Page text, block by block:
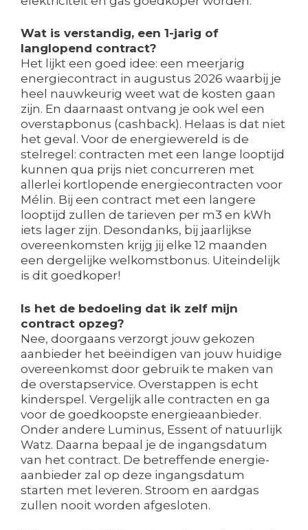
Wat is verstandig, een 1-jarig of
langlopend contract?
Het lijkt een goed idee: een meerjarig
energiecontract in augustus 2026 waarbij je
heel nauwkeurig weet wat de kosten gaan
zijn. En daarnaast ontvang je ook wel een
overstapbonus (cashback). Helaas is dat niet
het geval. Voor de energiewereld is de
stelregel: contracten met een lange looptijd
kunnen qua prijs niet concurreren met
allerlei kortlopende energiecontracten voor
Mélin. Bij een contract met een langere
looptijd zullen de tarieven per m3 en kWh
iets lager zijn. Desondanks, bij jaarlijkse
overeenkomsten krijg jij elke 12 maanden
een dergelijke welkomstbonus. Uiteindelijk
is dit goedkoper!
Is het de bedoeling dat ik zelf mijn
contract opzeg?
Nee, doorgaans verzorgt jouw gekozen
aanbieder het beëindigen van jouw huidige
overeenkomst door gebruik te maken van
de overstapservice. Overstappen is echt
kinderspel. Vergelijk alle contracten en ga
voor de goedkoopste energieaanbieder.
Onder andere Luminus, Essent of natuurlijk
Watz. Daarna bepaal je de ingangsdatum
van het contract. De betreffende energie-
aanbieder zal op deze ingangsdatum
starten met leveren. Stroom en aardgas
zullen nooit worden afgesloten.